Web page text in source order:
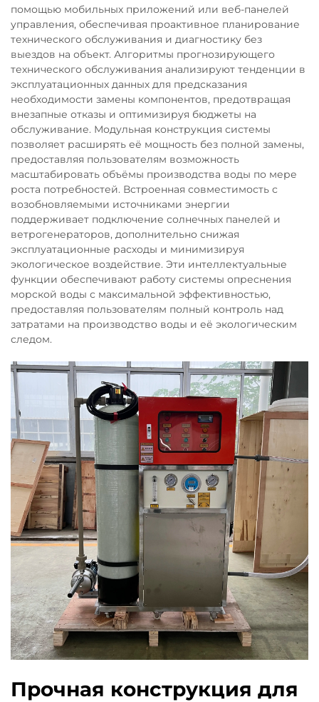
помощью мобильных приложений или веб-панелей
управления, обеспечивая проактивное планирование
технического обслуживания и диагностику без
выездов на объект. Алгоритмы прогнозирующего
технического обслуживания анализируют тенденции в
эксплуатационных данных для предсказания
необходимости замены компонентов, предотвращая
внезапные отказы и оптимизируя бюджеты на
обслуживание. Модульная конструкция системы
позволяет расширять её мощность без полной замены,
предоставляя пользователям возможность
масштабировать объёмы производства воды по мере
роста потребностей. Встроенная совместимость с
возобновляемыми источниками энергии
поддерживает подключение солнечных панелей и
ветрогенераторов, дополнительно снижая
эксплуатационные расходы и минимизируя
экологическое воздействие. Эти интеллектуальные
функции обеспечивают работу системы опреснения
морской воды с максимальной эффективностью,
предоставляя пользователям полный контроль над
затратами на производство воды и её экологическим
следом.
Прочная конструкция для